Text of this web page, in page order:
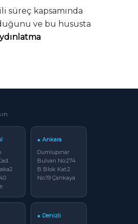
süreç kapsamında
ve bu hususta
● Ankara
Dumlupınar
Bulvarı No:274
B Blok Kat:2
No:19 Çankaya
● Denizli